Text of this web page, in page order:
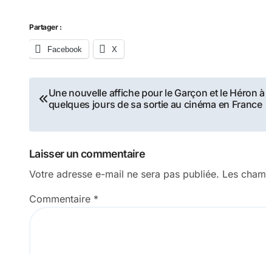
Partager :
Facebook X
Navigation
l’article
Une nouvelle affiche pour le Garçon et le Héron à
quelques jours de sa sortie au cinéma en France
Laisser un commentaire
Votre adresse e-mail ne sera pas publiée. Les
Commentaire *